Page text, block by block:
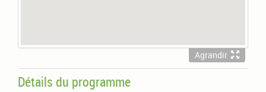
Agrandir
Détails du programme